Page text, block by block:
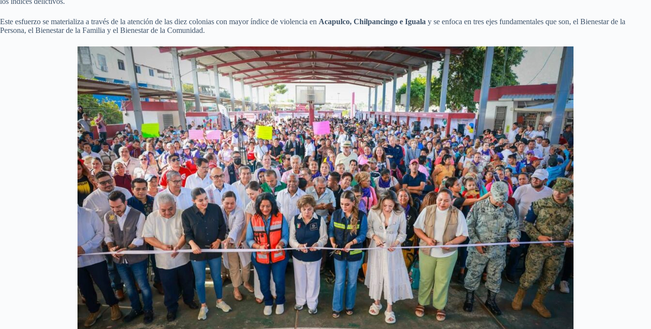
Este esfuerzo se materializa a través de la atención de las diez colonias con mayor índice de violencia en Acapulco, Chilpancingo e Iguala y se enfoca en tres ejes fundamentales que son, el Bienestar de la
Persona, el Bienestar de la Familia y el Bienestar de la Comunidad.